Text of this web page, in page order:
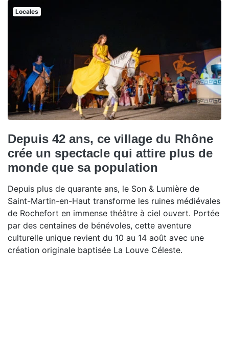
Locales
Depuis 42 ans, ce village du Rhône
crée un spectacle qui attire plus de
monde que sa population
Depuis plus de quarante ans, le Son & Lumière de
Saint-Martin-en-Haut transforme les ruines médiévales
de Rochefort en immense théâtre à ciel ouvert. Portée
par des centaines de bénévoles, cette aventure
culturelle unique revient du 10 au 14 août avec une
création originale baptisée La Louve Céleste.